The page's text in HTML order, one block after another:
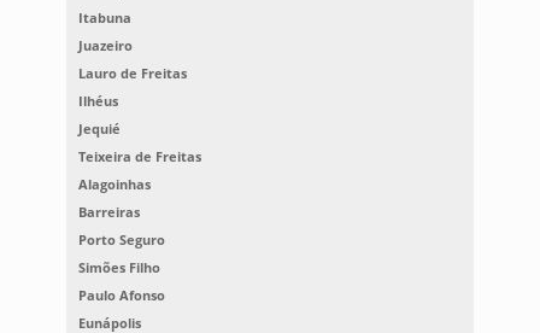
Itabuna
Juazeiro
Lauro de Freitas
Ilhéus
Jequié
Teixeira de Freitas
Alagoinhas
Barreiras
Porto Seguro
Simões Filho
Paulo Afonso
Eunápolis